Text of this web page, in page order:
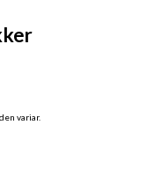
variar.